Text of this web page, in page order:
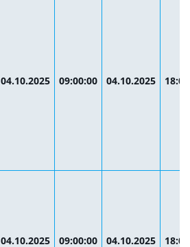
04.10.2025 09:00:00 04.10.2025
04.10.2025 09:00:00 04.10.2025